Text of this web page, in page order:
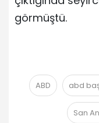
görmüştü.
ABD abd
San